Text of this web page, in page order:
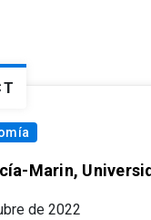
Marin,
de 2022